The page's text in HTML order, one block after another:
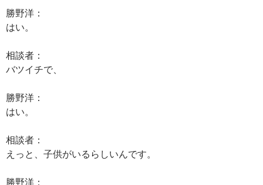
勝野洋：
はい。
相談者：
バツイチで、
勝野洋：
はい。
相談者：
えっと、子供がいるらしいんです。
勝野洋：